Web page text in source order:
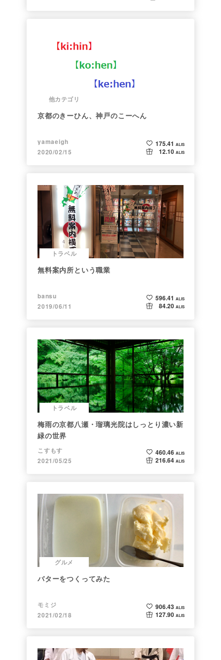
他カテゴリ
京都のきーひん、神戸のこーへん
yamaeigh
2020/02/15
175.41 ALIS
12.10 ALIS
トラベル
無料案内所という職業
bansu
2019/06/11
596.41 ALIS
84.20 ALIS
トラベル
梅雨の京都八瀬・瑠璃光院はしっとり濃い新
緑の世界
こすもす
2021/05/25
460.46 ALIS
216.64 ALIS
グルメ
バターをつくってみた
モミジ
2021/02/18
906.43 ALIS
127.90 ALIS